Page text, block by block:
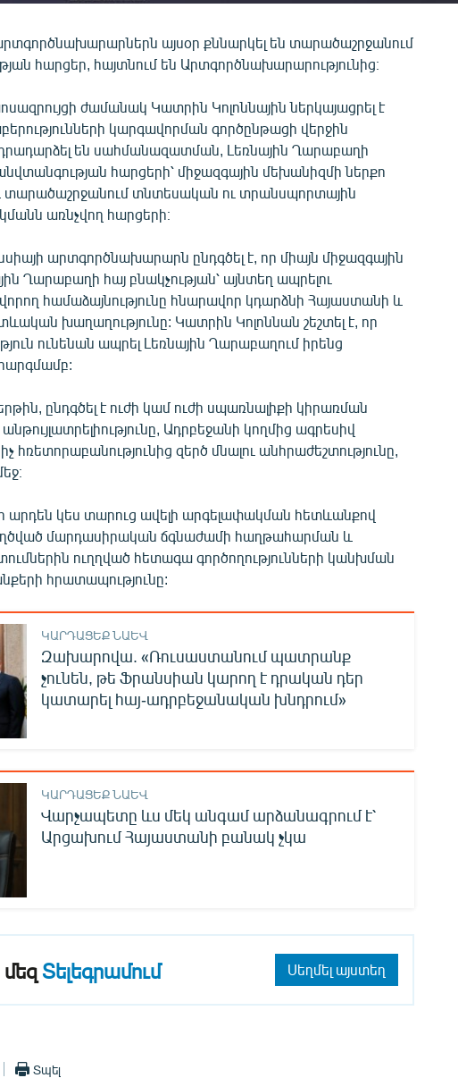
այսօր քննարկել են տարածաշրջանում
հարցեր, հայտնում են Արտգործնախարարությունից։
ժամանակ Կատրին Կոլոննային ներկայացրել է
կարգավորման գործընթացի վերջին
են սահմանազատման, Լեռնային Ղարաբաղի
հարցերի՝ միջազգային մեխանիզմի ներքո
տնտեսական ու տրանսպորտային
առնչվող հարցերի։
արտգործնախարարն ընդգծել է, որ միայն միջազգային
Ղարաբաղի հայ բնակչության՝ այնտեղ ապրելու
համաձայնությունը հնարավոր կդարձնի Հայաստանի և
խաղաղությունը: Կատրին Կոլոննան շեշտել է, որ
ունենան ապրել Լեռնային Ղարաբաղում իրենց
ընդգծել է ուժի կամ ուժի սպառնալիքի կիրառման
անթույլատրելիությունը, Ադրբեջանի կողմից ագրեսիվ
հռետորաբանությունից զերծ մնալու անհրաժեշտությունը,
արդեն կես տարուց ավելի արգելափակման հետևանքով
մարդասիրական ճգնաժամի հաղթահարման և
ուղղված հետագա գործողությունների կանխման
հրատապությունը:
ԿԱՐԴԱՑԵՔ ՆԱԵՎ
Զախարովա. «Ռուսաստանում պատրանք
չունեն, թե Ֆրանսիան կարող է դրական դեր
կատարել հայ-ադրբեջանական խնդրում»
ԿԱՐԴԱՑԵՔ ՆԱԵՎ
Վարչապետը ևս մեկ անգամ արձանագրում է՝
Արցախում Հայաստանի բանակ չկա
Տելեգրամում Սեղմել այստեղ
Տպել